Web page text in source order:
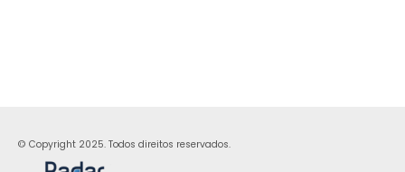
© Copyright 2025. Todos direitos reservados.